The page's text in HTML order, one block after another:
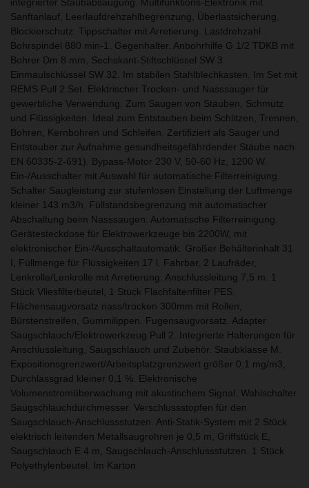
Sanftanlauf, Leerlaufdrehzahlbegrenzung, Überlastsicherung,
Blockierschutz. Tippschalter mit Arretierung. Lastdrehzahl
Bohrspindel 880 min-1. Gegenhalter. Anbohrhilfe G 1/2 TDKB mit
Bohrer Dm 8 mm, Sechskant-Stiftschlüssel SW 3.
Einmaulschlüssel SW 32. Im stabilen Stahlblechkasten. Im Set mit
REMS Pull 2 Set. Elektrischer Trocken- und Nasssauger für
gewerbliche Verwendung. Zum Saugen von Stäuben, Schmutz
und Flüssigkeiten. Ideal zum Entstauben beim Schlitzen, Trennen,
Bohren, Kernbohren und Schleifen. Zertifiziert als Sauger und
Entstauber zur Aufnahme gesundheitsgefährdender Stäube nach
EN 60335-2-691). Bypass-Motor 230 V, 50-60 Hz, 1200 W.
Ein-/Ausschalter mit Auswahl für automatische Filterreinigung.
Schalter Saugleistung zur stufenlosen Einstellung der Luftmenge
kleiner 143 m3/h. Füllstandsbegrenzung mit automatischer
Abschaltung beim Nasssaugen. Automatische Filterreinigung.
Gerätesteckdose für Elektrowerkzeuge bis 2200W, mit
elektronischer Ein-/Ausschaltautomatik. Großer Behälterinhalt 31
I, Füllmenge für Flüssigkeiten 17 l. Fahrbar, 2 Laufräder,
Lenkrolle/Lenkrolle mit Arretierung. Anschlussleitung 7,5 m. 1
Stück Vliesfilterbeutel, 1 Stück Flachfaltenfilter PES.
Flächensaugvorsatz nass/trocken 300mm mit Rollen,
Bürstenstreifen, Gummilippen. Fugensaugvorsatz. Adapter
Saugschlauch/Elektrowerkzeug Pull 2. Integrierte Halterungen für
Anschlussleitung, Saugschlauch und Zubehör. Staubklasse M.
Expositionsgrenzwert/Arbeitsplatzgrenzwert größer 0,1 mg/m3,
Durchlassgrad kleiner 0,1 %. Elektronische
Volumenstromüberwachung mit akustischem Signal. Wahlschalter
Saugschlauchdurchmesser. Verschlussstopfen für den
Saugschlauch-Anschlussstutzen. Anti-Statik-System mit 2 Stück
elektrisch leitenden Metallsaugrohren je 0,5 m, Griffstück E,
Saugschlauch E 4 m, Saugschlauch-Anschlussstutzen. 1 Stück
Polyethylenbeutel. Im Karton